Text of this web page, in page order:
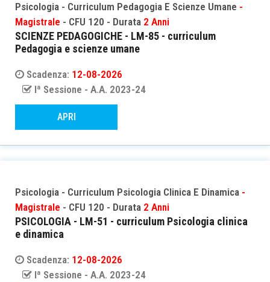
Psicologia - Curriculum Pedagogia E Scienze Umane -
Magistrale - CFU 120 - Durata 2 Anni
SCIENZE PEDAGOGICHE - LM-85 - curriculum
Pedagogia e scienze umane
Scadenza: 12-08-2026
Iª Sessione - A.A. 2023-24
APRI
Psicologia - Curriculum Psicologia Clinica E Dinamica -
Magistrale - CFU 120 - Durata 2 Anni
PSICOLOGIA - LM-51 - curriculum Psicologia clinica
e dinamica
Scadenza: 12-08-2026
Iª Sessione - A.A. 2023-24